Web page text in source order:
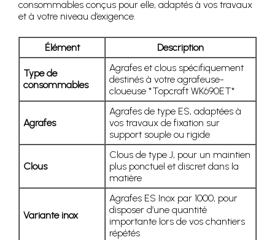
consommables conçus pour elle, adaptés à vos travaux
et à votre niveau d’exigence.
Élément Description
Type de
consommables
Agrafes et clous spécifiquement
destinés à votre agrafeuse-
cloueuse *Topcraft WK690ET*
Agrafes
Agrafes de type ES, adaptées à
vos travaux de fixation sur
support souple ou rigide
Clous
Clous de type J, pour un maintien
plus ponctuel et discret dans la
matière
Variante inox
Agrafes ES Inox par 1000, pour
disposer d’une quantité
importante lors de vos chantiers
répétés